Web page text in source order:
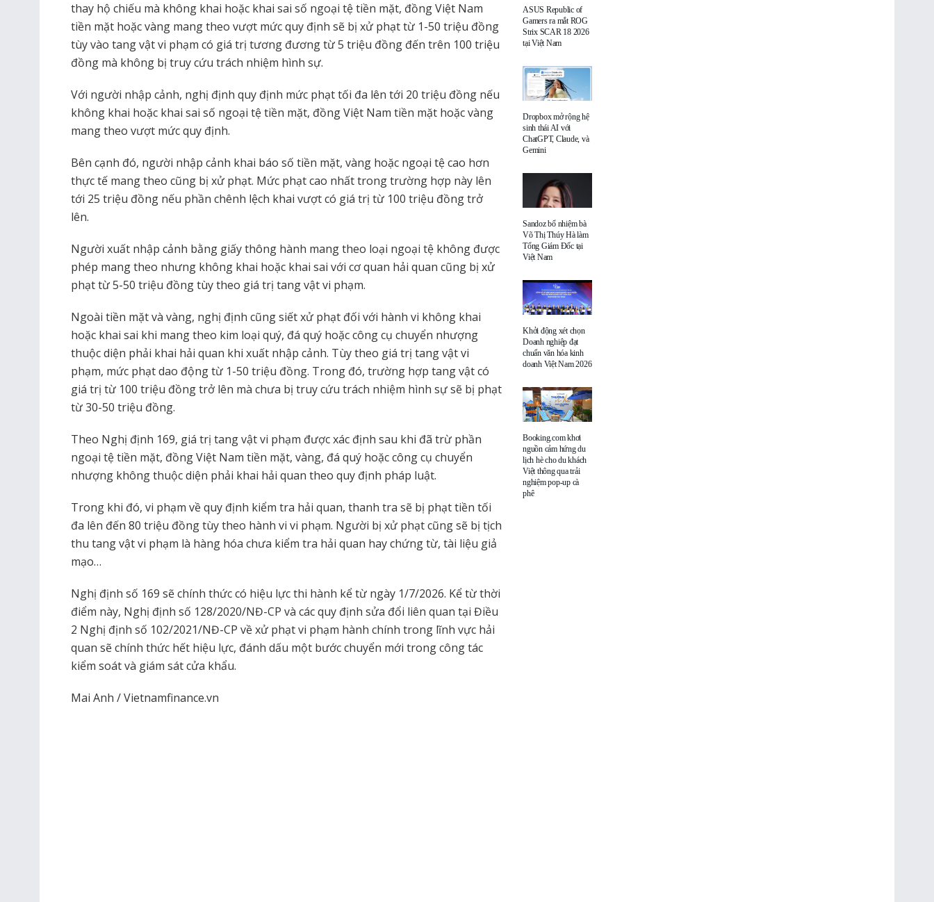
thay hộ chiếu mà không khai hoặc khai sai số ngoại tệ tiền mặt, đồng Việt Nam
tiền mặt hoặc vàng mang theo vượt mức quy định sẽ bị xử phạt từ 1-50 triệu đồng
tùy vào tang vật vi phạm có giá trị tương đương từ 5 triệu đồng đến trên 100 triệu
đồng mà không bị truy cứu trách nhiệm hình sự.
Với người nhập cảnh, nghị định quy định mức phạt tối đa lên tới 20 triệu đồng nếu
không khai hoặc khai sai số ngoại tệ tiền mặt, đồng Việt Nam tiền mặt hoặc vàng
mang theo vượt mức quy định.
Bên cạnh đó, người nhập cảnh khai báo số tiền mặt, vàng hoặc ngoại tệ cao hơn
thực tế mang theo cũng bị xử phạt. Mức phạt cao nhất trong trường hợp này lên
tới 25 triệu đồng nếu phần chênh lệch khai vượt có giá trị từ 100 triệu đồng trở
lên.
Người xuất nhập cảnh bằng giấy thông hành mang theo loại ngoại tệ không được
phép mang theo nhưng không khai hoặc khai sai với cơ quan hải quan cũng bị xử
phạt từ 5-50 triệu đồng tùy theo giá trị tang vật vi phạm.
Ngoài tiền mặt và vàng, nghị định cũng siết xử phạt đối với hành vi không khai
hoặc khai sai khi mang theo kim loại quý, đá quý hoặc công cụ chuyển nhượng
thuộc diện phải khai hải quan khi xuất nhập cảnh. Tùy theo giá trị tang vật vi
phạm, mức phạt dao động từ 1-50 triệu đồng. Trong đó, trường hợp tang vật có
giá trị từ 100 triệu đồng trở lên mà chưa bị truy cứu trách nhiệm hình sự sẽ bị phạt
từ 30-50 triệu đồng.
Theo Nghị định 169, giá trị tang vật vi phạm được xác định sau khi đã trừ phần
ngoại tệ tiền mặt, đồng Việt Nam tiền mặt, vàng, đá quý hoặc công cụ chuyển
nhượng không thuộc diện phải khai hải quan theo quy định pháp luật.
Trong khi đó, vi phạm về quy định kiểm tra hải quan, thanh tra sẽ bị phạt tiền tối
đa lên đến 80 triệu đồng tùy theo hành vi vi phạm. Người bị xử phạt cũng sẽ bị tịch
thu tang vật vi phạm là hàng hóa chưa kiểm tra hải quan hay chứng từ, tài liệu giả
mạo…
Nghị định số 169 sẽ chính thức có hiệu lực thi hành kể từ ngày 1/7/2026. Kể từ thời
điểm này, Nghị định số 128/2020/NĐ-CP và các quy định sửa đổi liên quan tại Điều
2 Nghị định số 102/2021/NĐ-CP về xử phạt vi phạm hành chính trong lĩnh vực hải
quan sẽ chính thức hết hiệu lực, đánh dấu một bước chuyển mới trong công tác
kiểm soát và giám sát cửa khẩu.
Mai Anh / Vietnamfinance.vn
ASUS Republic of
Gamers ra mắt ROG
Strix SCAR 18 2026
tại Việt Nam
Dropbox mở rộng hệ
sinh thái AI với
ChatGPT, Claude, và
Gemini
Sandoz bổ nhiệm bà
Võ Thị Thúy Hà làm
Tổng Giám Đốc tại
Việt Nam
Khởi động xét chọn
Doanh nghiệp đạt
chuẩn văn hóa kinh
doanh Việt Nam 2026
Booking.com khơi
nguồn cảm hứng du
lịch hè cho du khách
Việt thông qua trải
nghiệm pop-up cà
phê